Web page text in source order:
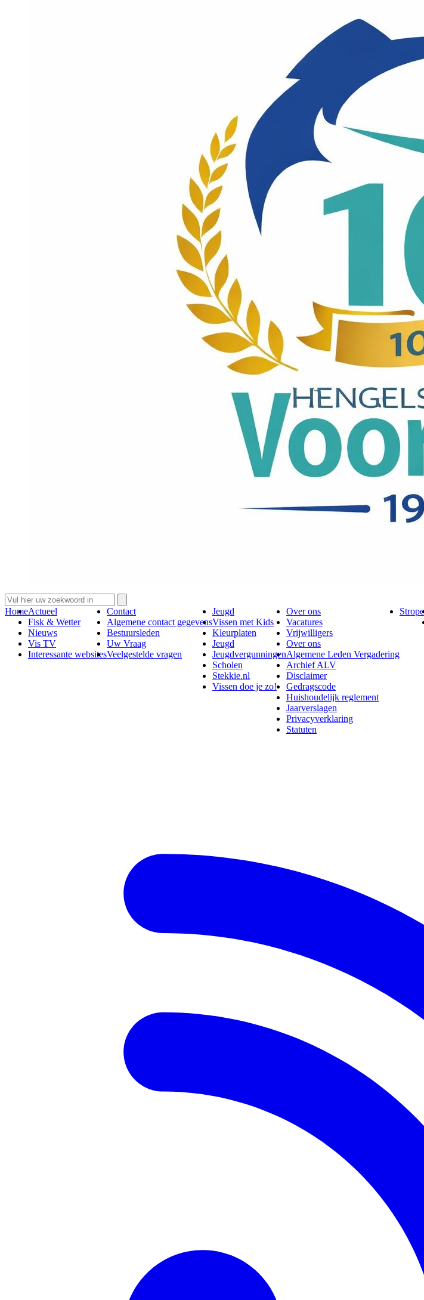
HomeActueel
Fisk & Wetter
Nieuws
Vis TV
Interessante websites
Contact
Algemene contact gegevens
Bestuursleden
Uw Vraag
Veelgestelde vragen
Jeugd
Vissen met Kids
Kleurplaten
Jeugd
Jeugdvergunningen
Scholen
Stekkie.nl
Vissen doe je zo!
Over ons
Vacatures
Vrijwilligers
Over ons
Algemene Leden Vergadering
Archief ALV
Disclaimer
Gedragscode
Huishoudelijk reglement
Jaarverslagen
Privacyverklaring
Statuten